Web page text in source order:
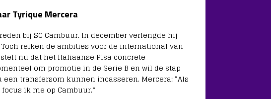
Tyrique Mercera
bij SC Cambuur. In december verlengde hij
reiken de ambities voor de international van
nu dat het Italiaanse Pisa concrete
om promotie in de Serie B en wil de stap
een transfersom kunnen incasseren. Mercera: “Als
ik me op Cambuur.”